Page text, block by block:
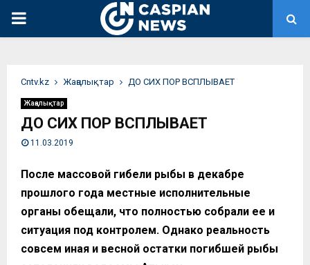
PRIMARY
Сntv.kz Жаңалықтар ДО СИХ ПОР ВСПЛЫВАЕТ
Жаңалықтар
ДО СИХ ПОР ВСПЛЫВАЕТ
11.03.2019
После массовой гибели рыбы в декабре
прошлого года местные исполнительные
органы обещали, что полностью собрали ее и
ситуация под контролем. Однако реальность
совсем иная и весной остатки погибшей рыбы